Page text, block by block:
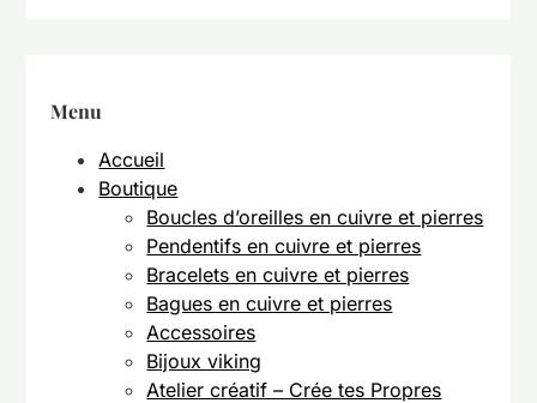
Menu
Accueil
Boutique
Boucles d’oreilles en cuivre et pierres
Pendentifs en cuivre et pierres
Bracelets en cuivre et pierres
Bagues en cuivre et pierres
Accessoires
Bijoux viking
Atelier créatif – Crée tes Propres